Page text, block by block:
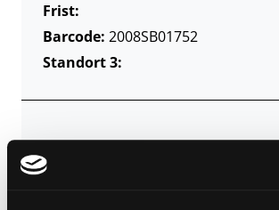
Frist:
Barcode: 2008SB01752
Standort 3:
Signatur: